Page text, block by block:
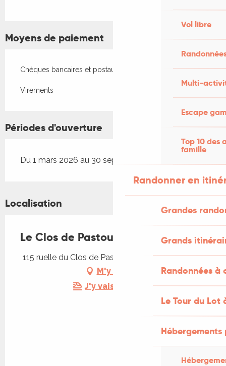
Vol libre
Multi-
Escape
Top 10 des
famille
Randonner en
Grandes
Grands
Randonnées
Le Tour du Lot
Moyens de paiement
Chèques bancaires et postaux
Virements
Périodes d'ouverture
Du 1 mars 2026 au 30 septembre 2026
Localisation
Le Clos de Pastournel
115 ruelle du Clos de Pastournel, 46120 Le Bourg
M'y rendre
J'y vais en train !